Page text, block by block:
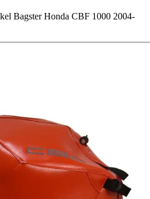
Bagster Honda CBF 1000 2004-